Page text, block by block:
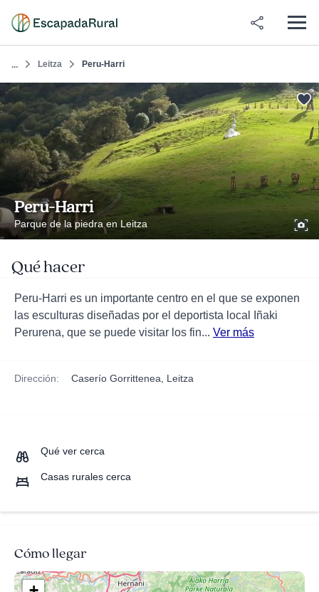
... Leitza Peru-Harri
Peru-Harri
Parque de la piedra en Leitza
Qué hacer
Peru-Harri es un importante centro en el que se exponen
las esculturas diseñadas por el deportista local Iñaki
Perurena, que se puede visitar los fin... Ver más
Dirección: Caserío Gorrittenea, Leitza
Qué ver cerca
Casas rurales cerca
Cómo llegar